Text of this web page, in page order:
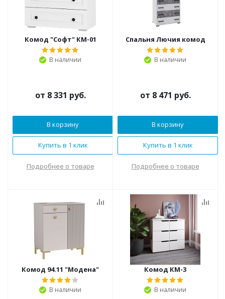
Комод "Софт" КМ-01
В наличии
от 8 331 руб.
В корзину
Купить в 1 клик
Подробнее о товаре
Спальня Лючия комод
В наличии
от 8 471 руб.
В корзину
Купить в 1 клик
Подробнее о товаре
Комод 94.11 "Модена"
В наличии
Комод КМ-3
В наличии